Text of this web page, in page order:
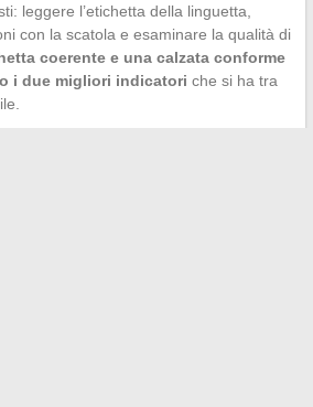
leggere l’etichetta della linguetta,
con la scatola e esaminare la qualità di
coerente e una calzata conforme
i due migliori indicatori che si ha tra